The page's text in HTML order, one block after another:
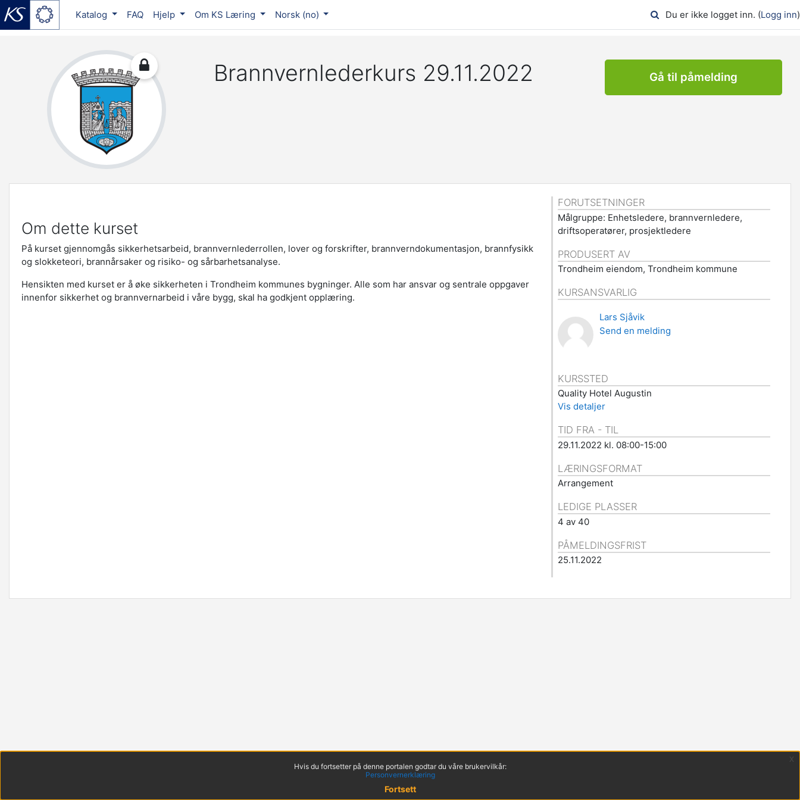
Katalog FAQ Hjelp Om KS Læring Norsk ‎(no)‎ Du er ikke logget inn. (Logg inn)
Brannvernlederkurs 29.11.2022 Gå til påmelding
Om dette kurset
På kurset gjennomgås sikkerhetsarbeid, brannvernlederrollen, lover og forskrifter, brannverndokumentasjon, brannfysikk
og slokketeori, brannårsaker og risiko- og sårbarhetsanalyse.
Hensikten med kurset er å øke sikkerheten i Trondheim kommunes bygninger. Alle som har ansvar og sentrale oppgaver
innenfor sikkerhet og brannvernarbeid i våre bygg, skal ha godkjent opplæring.
FORUTSETNINGER
Målgruppe: Enhetsledere, brannvernledere,
driftsoperatører, prosjektledere
PRODUSERT AV
Trondheim eiendom, Trondheim kommune
KURSANSVARLIG
Lars Sjåvik
Send en melding
KURSSTED
Quality Hotel Augustin
Vis detaljer
TID FRA - TIL
29.11.2022 kl. 08:00-15:00
LÆRINGSFORMAT
Arrangement
LEDIGE PLASSER
4 av 40
PÅMELDINGSFRIST
25.11.2022
Hvis du fortsetter på denne portalen godtar du våre brukervilkår:
Personvernerklæring
Fortsett
x